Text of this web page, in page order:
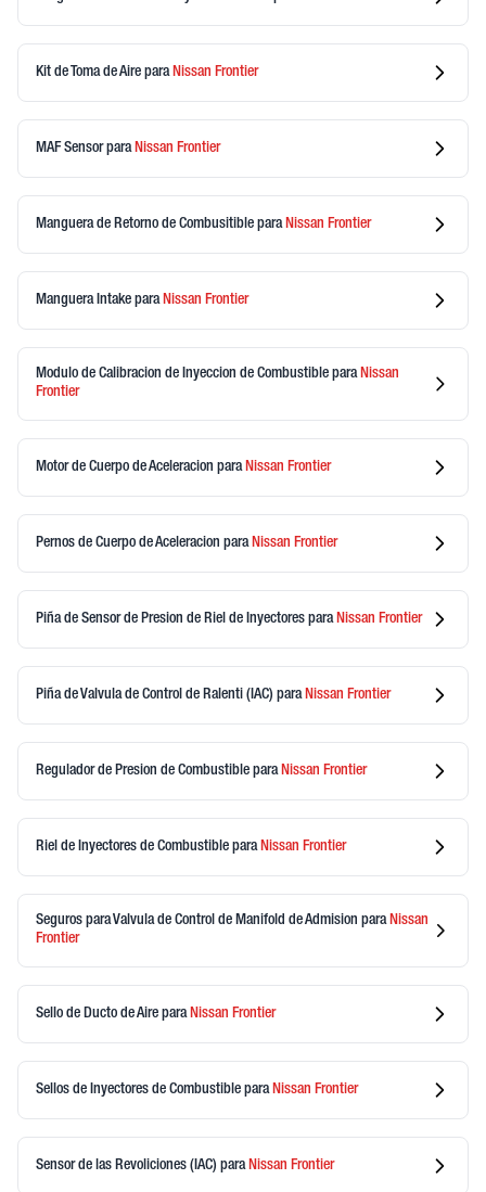
Kit de Toma de Aire para Nissan Frontier
MAF Sensorpara Nissan Frontier
Manguera de Retorno de Combusitible para Nissan Frontier
Manguera Intake para Nissan Frontier
Modulo de Calibracion de Inyeccion de Combustible paraNissan
Frontier
Motor de Cuerpo de Aceleracion para Nissan Frontier
Pernos de Cuerpo de Aceleracion para Nissan Frontier
Piña de Sensor de Presion de Riel de Inyectores para Nissan Frontier
Piña de Valvula de Control de Ralenti (IAC) para Nissan Frontier
Regulador de Presion de Combustible para Nissan Frontier
Riel de Inyectores de Combustible para Nissan Frontier
Seguros para Valvula de Control de Manifold de Admision paraNissan
Frontier
Sello de Ducto de Aire para Nissan Frontier
Sellos de Inyectores de Combustible para Nissan Frontier
Sensor de las Revoliciones (IAC) para Nissan Frontier